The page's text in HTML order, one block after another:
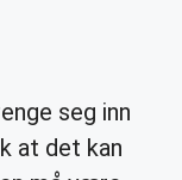
seg inn
at det kan